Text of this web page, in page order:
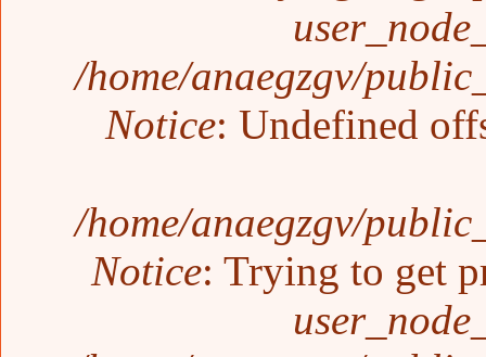
/home/anaegzgv/
Notice: Undefined
/home/anaegzgv/
Notice: Trying to get